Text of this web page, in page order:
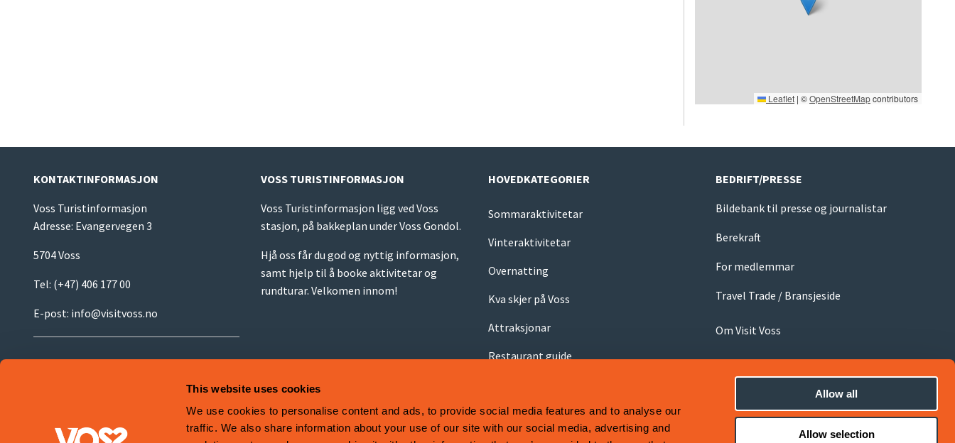
This website uses cookies
We use cookies to personalise content and ads, to provide social media features and to analyse our
traffic. We also share information about your use of our site with our social media, advertising and
Allow all
Allow selection
Leaflet | ©OpenStreetMapcontributors
KONTAKTINFORMASJON
Voss Turistinformasjon
Adresse: Evangervegen 3
5704 Voss
Tel: (+47) 406 177 00
E-post: info@visitvoss.no
VOSS TURISTINFORMASJON
Voss Turistinformasjon ligg ved Voss
stasjon, på bakkeplan under Voss Gondol.
Hjå oss får du god og nyttig informasjon,
samt hjelp til å booke aktivitetar og
rundturar. Velkomen innom!
HOVEDKATEGORIER
Sommaraktivitetar
Vinteraktivitetar
Overnatting
Kva skjer på Voss
Attraksjonar
Restaurant guide
BEDRIFT/PRESSE
Bildebank til presse og journalistar
Berekraft
For medlemmar
Travel Trade / Bransjeside
Om Visit Voss